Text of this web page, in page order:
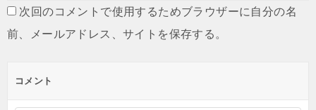
次回のコメントで使用するためブラウザーに自分の名
前、メールアドレス、サイトを保存する。
コメント